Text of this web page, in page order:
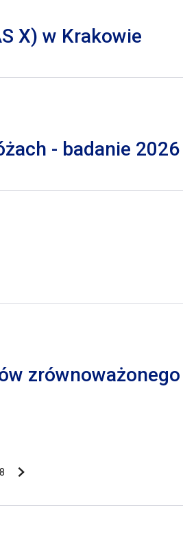
X) w Krakowie
- badanie 2026
Ostatnia strona
Następna strona